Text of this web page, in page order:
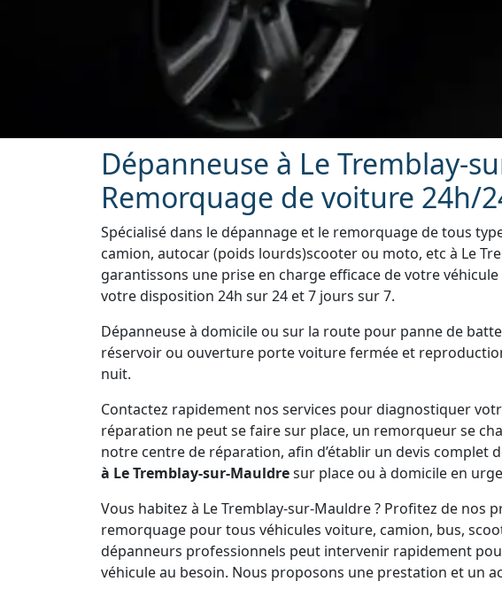
Dépanneuse à Le Tremblay-
Remorquage de voiture 24h/
Spécialisé dans le dépannage et le remorquage de tous
camion, autocar (poids lourds)scooter ou moto, etc à Le
garantissons une prise en charge efficace de votre
votre disposition 24h sur 24 et 7 jours sur 7.
Dépanneuse à domicile ou sur la route pour panne de
réservoir ou ouverture porte voiture fermée et
nuit.
Contactez rapidement nos services pour diagnostiquer
réparation ne peut se faire sur place, un remorqueur se
notre centre de réparation, afin d’établir un devis complet
à Le Tremblay-sur-Mauldresur place ou à domicile en
Vous habitez à Le Tremblay-sur-Mauldre ? Profitez de nos
remorquage pour tous véhicules voiture, camion, bus,
dépanneurs professionnels peut intervenir rapidement
véhicule au besoin. Nous proposons une prestation et un